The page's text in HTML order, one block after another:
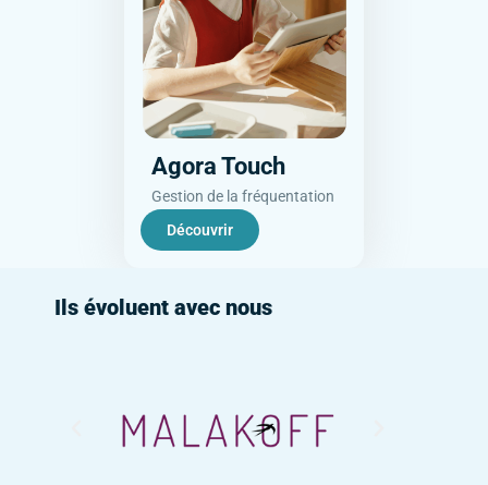
Agora Touch
Gestion de la fréquentation
Découvrir
Ils évoluent avec nous